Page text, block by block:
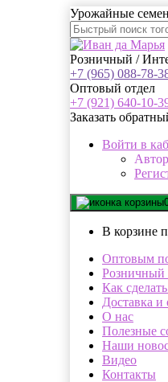
Урожайные
Розничный /
+7 (965) 088-78-
Оптовый отдел
+7 (921) 640-10-
Заказать
Войти в
В корзине
Оптовым
Розничный
Как сделать
Доставка и
О нас
Полезные
Наши
Видео
Контакты